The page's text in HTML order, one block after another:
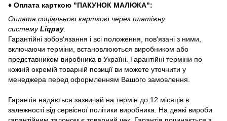
♦ Оплата карткою "ПАКУНОК МАЛЮКА":
Оплата соціальною карткою через платіжну
системуLiqpay.
Гарантійні зобов'язання і всі положення, пов'язані з ними,
включаючи терміни, встановлюються виробником або
представником виробника в Україні. Гарантійні терміни по
кожній окремій товарній позиції ви можете уточнити у
менеджера перед оформленням Вашого замовлення.
Гарантія надається зазвичай на термін до 12 місяців в
залежності від сервісної політики виробника. На деякі вироби